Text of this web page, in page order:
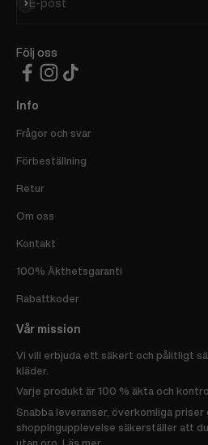
E-post
Följ oss
Info
Frågor och svar
Förbeställning
Retur
Om oss
Kontakt
100% Äkthetsgaranti
Rabattkoder
Vår mission
Vi vill erbjuda ett säkert och pålitligt
kläder.
Varje produkt är 100 % äkta och
Snabba leveranser, överkomliga
shoppingupplevelse säkerställer att
utan oro. Läs mer